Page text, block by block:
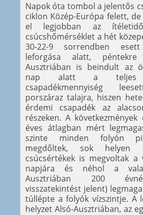
Napok óta tombol a jelentős
ciklon Közép-Európa felett,
el legjobban az
csúcshőmérséklet a hét
30-22-9 sorrendben
leforgása alatt,
Ausztriában is beindult az
nap alatt a teljes
csapadékmennyiség
porszáraz talajra, hiszen
érdemi csapadék az
részeken. A
éves átlagban mért
szinte minden folyón
megdőltek, sok
csúcsértékek is megvoltak a
napjára és néhol a
Ausztriában 200
visszatekintést jelent)
túllépte a folyók vízszintje. A
helyzet Alsó-Ausztriában, az